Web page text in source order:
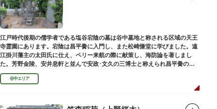
江戸時代後期の儒学者である塩谷宕陰の墓は谷中墓地と称される区域の天王
寺霊園にあります。宕陰は昌平黌に入門し、また松崎慊堂に学びました。遠
江掛川藩主の太田氏に仕え、ペリー来航の際に献策し、海防論を著しまし
た。芳野金陵、安井息軒と並んで安政･文久の三博士と称えられ昌平黌の教
授として多くの文人を育て、慶応3年 （1867）に没しました。
谷中エリア